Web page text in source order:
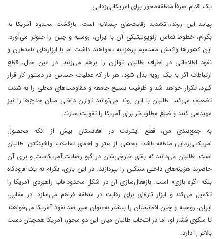
یک اقدام صرفاً منطقه‌محور برای امریکایی‌زدایی.
پیامد این روند، تشدید رقابت‌های چندلایه است. بازگشت محدود آمریکا به
بگرام، خطوط تماس ژئوپولیتیکی آن با ایران، روسیه و چین را جلوتر می‌آورد.
این کشورها واکنش مستقیم پرهزینه نخواهند داشت اما با ابزارهای نامتقارن و
نفوذ اطلاعاتی در اطراف طالبان توازن را برهم می‌زنند. در عین حال، قطع
ارتباطات اگر به یک رویه بدل شود، هر بار که عملیات حساس در دستور کار قرار
گیرد، تکرار خواهد شد و ظرفیت بسیج جامعه و مقاومت‌های محلی را به شدت
تضعیف می‌کند. طالبان با این روند می‌توانند توازن داخلی میان جناح‌ها را نیز
مهندسی کنند و ضلع مطلوب‌تر برای آمریکا را تقویت سازند.
به جمع‌بندی من، قطع اینترنت در افغانستان بیش از آنکه محصول
امریکایی‌زدایی منطقه باشد، بخشی از ستر و اخفای تعاملات واشینگتن–طالبان
است. طالبان می‌دانند که بقای خارجی‌شان در گرو رضایت آمریکاست و برای آن
حاضرند هزینه‌های داخلی سنگین را بپردازند. در این بازی، بگرام نه یک فرودگاه
بلکه «گره بازی» است. بازفعال‌سازی آن در شکل محدود قاب راهبردی آمریکا را
تکمیل می‌کند و ابزار تازه‌ای برای رقابت در منطقه فراهم می‌سازد. در مقابل،
ایران، روسیه و چین افغانستان را بیشتر به‌عنوان سپر ضد نفوذ آمریکا می‌خواهند
تا سکوی فشار او، اما در انتخاب طالبان میان این دو محور، آمریکا همچنان دست
بالاتر را دارد.